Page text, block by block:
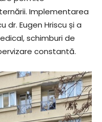
Implementarea
Eugen Hriscu și a
schimburi de
constantă.